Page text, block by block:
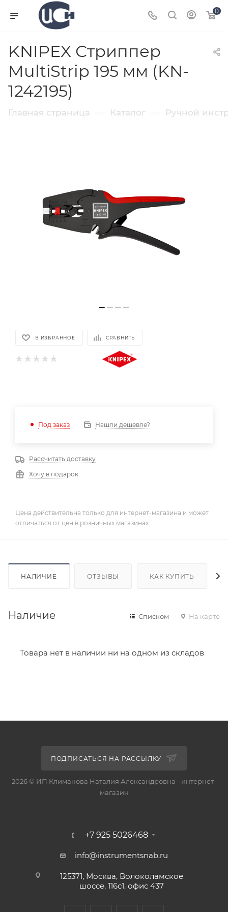
0
KNIPEX Стриппер
MultiStrip 195 мм (KN-
1242195)
Главная страница Каталог Ручной
В ИЗБРАННОЕ СРАВНИТЬ
Под заказ Нашли дешевле?
Рассчитать доставку
Хочу в подарок
Цена действительна только для интернет-магазина и может
отличаться от цен в розничных магазинах
НАЛИЧИЕ ОТЗЫВЫ КАК КУПИТЬ
Наличие Списком На карте
Товара нет в наличии ни на одном из складов
ПОДПИСАТЬСЯ НА РАССЫЛКУ
2026 © ИП Климанова Наталия Александровна - интернет-
магазин
+7 925 5026468
info@instrumentsnab.ru
125371, Москва, Волоколамское
шоссе, 116с1, офис 437